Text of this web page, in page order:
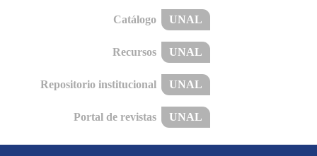
Catálogo UNAL
Recursos UNAL
Repositorio institucional UNAL
Portal de revistas UNAL